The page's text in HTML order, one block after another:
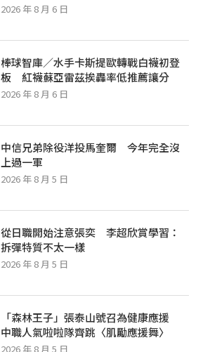
2026 年 8 月 6 日
棒球智庫／水手卡斯提歐轉戰白襪初登
板 紅襪蘇亞雷茲挨轟率低推薦讓分
2026 年 8 月 6 日
中信兄弟除役洋投馬奎爾 今年完全沒
上過一軍
2026 年 8 月 5 日
從日職開始注意張奕 李超欣賞學習：
拆彈特質不太一樣
2026 年 8 月 5 日
「森林王子」張泰山號召為健康應援
中職人氣啦啦隊齊跳〈肌勵應援舞〉
2026 年 8 月 5 日